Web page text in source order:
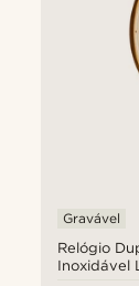
Relógio
Inoxidável
Gravável